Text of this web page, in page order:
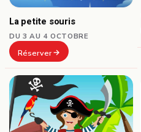
La petite souris
DU 3 AU 4 OCTOBRE
Réserver